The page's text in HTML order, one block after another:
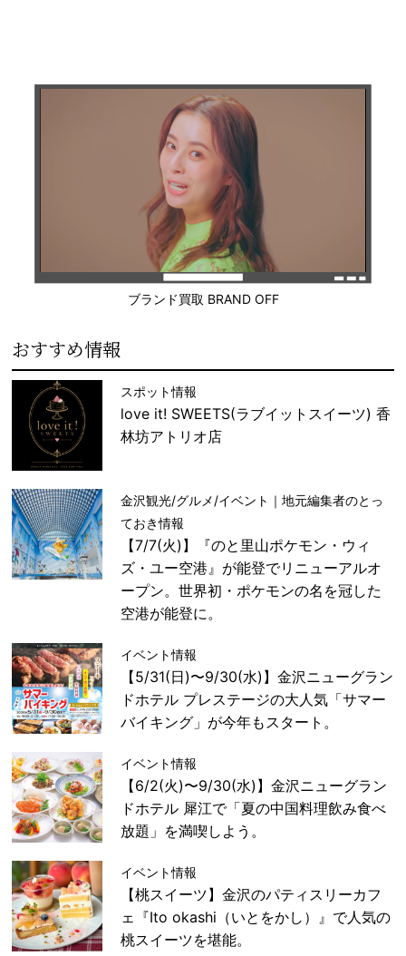
ブランド買取 BRAND OFF
おすすめ情報
スポット情報
love it! SWEETS(ラブイットスイーツ) 香
林坊アトリオ店
金沢観光/グルメ/イベント｜地元編集者のとっ
ておき情報
【7/7(火)】『のと里山ポケモン・ウィ
ズ・ユー空港』が能登でリニューアルオ
ープン。世界初・ポケモンの名を冠した
空港が能登に。
イベント情報
【5/31(日)〜9/30(水)】金沢ニューグラン
ドホテル プレステージの大人気「サマー
バイキング」が今年もスタート。
イベント情報
【6/2(火)〜9/30(水)】金沢ニューグラン
ドホテル 犀江で「夏の中国料理飲み食べ
放題」を満喫しよう。
イベント情報
【桃スイーツ】金沢のパティスリーカフ
ェ『Ito okashi（いとをかし）』で人気の
桃スイーツを堪能。